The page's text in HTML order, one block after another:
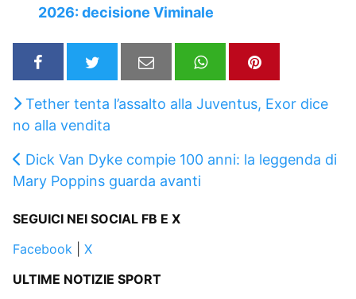
2026: decisione Viminale
Tether tenta l’assalto alla Juventus, Exor dice
no alla vendita
Dick Van Dyke compie 100 anni: la leggenda di
Mary Poppins guarda avanti
SEGUICI NEI SOCIAL FB E X
Facebook
X
ULTIME NOTIZIE SPORT